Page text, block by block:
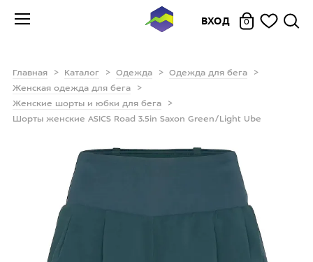
ВХОД 0
Главная Каталог Одежда
Одежда для бега
Женская одежда для бега
Женские шорты и юбки для бега
Шорты женские ASICS Road 3.5in Saxon Green/Light Ube